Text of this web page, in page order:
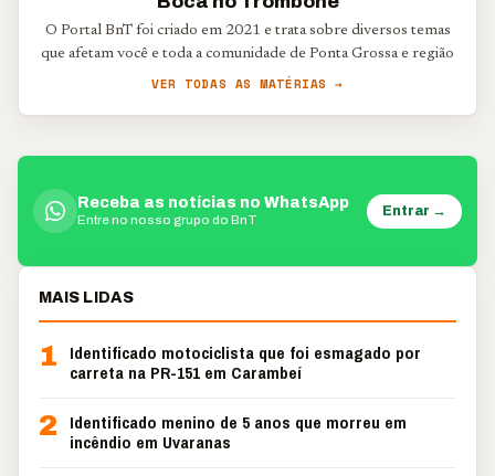
O Portal BnT foi criado em 2021 e trata sobre diversos temas
que afetam você e toda a comunidade de Ponta Grossa e região
VER TODAS AS MATÉRIAS →
Receba as notícias no WhatsApp
Entre no nosso grupo do BnT
Entrar →
MAIS LIDAS
1
Identificado motociclista que foi esmagado por
carreta na PR-151 em Carambeí
2
Identificado menino de 5 anos que morreu em
incêndio em Uvaranas